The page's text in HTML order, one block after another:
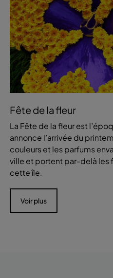
Fête de la fleur
La Fête de la fleur est
annonce l’arrivée du
couleurs et les parfums
ville et portent par-delà les
cette île.
Voir plus